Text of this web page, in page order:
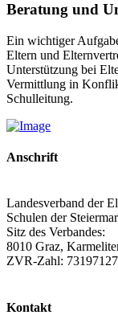
Beratung und
Ein wichtiger
Eltern und
Unterstützung bei
Vermittlung in
Schulleitung.
Anschrift
Landesverband der
Schulen der
Sitz des Verbandes:
8010 Graz,
ZVR-Zahl:
Kontakt